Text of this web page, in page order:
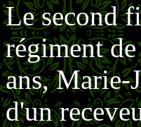
Le second
régiment
ans, Marie-
d'un